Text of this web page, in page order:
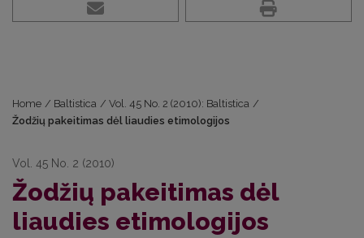
Home / Baltistica / Vol. 45 No. 2 (2010): Baltistica /
Žodžių pakeitimas dėl liaudies etimologijos
Vol. 45 No. 2 (2010)
Žodžių pakeitimas dėl
liaudies etimologijos